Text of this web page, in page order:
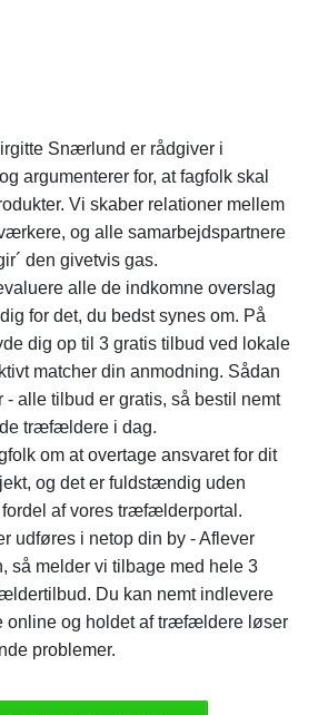
Snærlund er rådgiver i
argumenterer for, at fagfolk skal
Vi skaber relationer mellem
og alle samarbejdspartnere
den givetvis gas.
alle de indkomne overslag
for det, du bedst synes om. På
dig op til 3 gratis tilbud ved lokale
matcher din anmodning. Sådan
- alle tilbud er gratis, så bestil nemt
træfældere i dag.
om at overtage ansvaret for dit
og det er fuldstændig uden
fordel af vores træfælderportal.
udføres i netop din by - Aflever
så melder vi tilbage med hele 3
Du kan nemt indlevere
og holdet af træfældere løser
problemer.